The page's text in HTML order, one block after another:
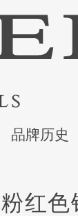
品牌历史
红